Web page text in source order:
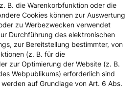
B. die Warenkorbfunktion oder die
Cookies können zur Auswertung
zu Werbezwecken verwendet
Durchführung des elektronischen
zur Bereitstellung bestimmter, von
(z. B. für die
zur Optimierung der Website (z. B.
Webpublikums) erforderlich sind
auf Grundlage von Art. 6 Abs.